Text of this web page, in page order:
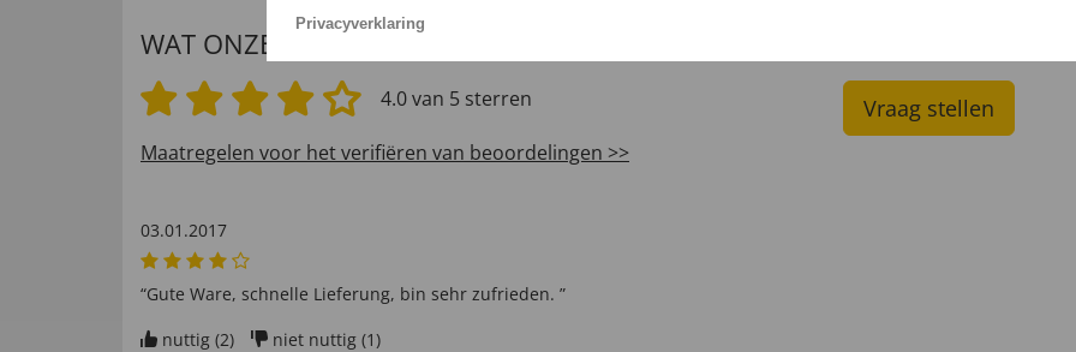
WAT ONZE INTERNATIONALE KLANTEN ZEGGEN
4.0 van 5 sterren
Maatregelen voor het verifiëren van beoordelingen >>
03.01.2017
“Gute Ware, schnelle Lieferung, bin sehr zufrieden. ”
nuttig (2) niet nuttig (1)
Vraag stellen
Privacyverklaring